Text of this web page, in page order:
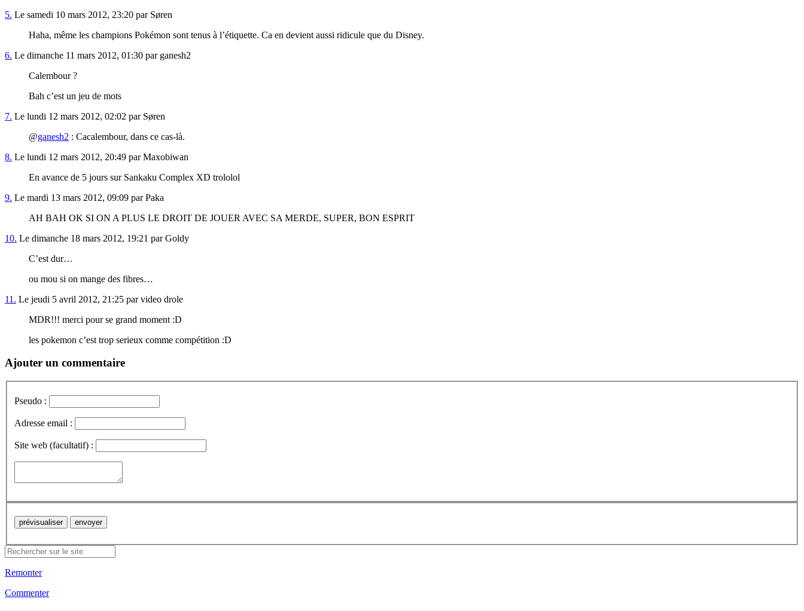
5. Le samedi 10 mars 2012, 23:20 par Søren
Haha, même les champions Pokémon sont tenus à l’étiquette. Ca en devient aussi ridicule que du Disney.
6. Le dimanche 11 mars 2012, 01:30 par ganesh2
Calembour ?
Bah c’est un jeu de mots
7. Le lundi 12 mars 2012, 02:02 par Søren
@ganesh2 : Cacalembour, dans ce cas-là.
8. Le lundi 12 mars 2012, 20:49 par Maxobiwan
En avance de 5 jours sur Sankaku Complex XD trololol
9. Le mardi 13 mars 2012, 09:09 par Paka
AH BAH OK SI ON A PLUS LE DROIT DE JOUER AVEC SA MERDE, SUPER, BON ESPRIT
10. Le dimanche 18 mars 2012, 19:21 par Goldy
C’est dur…
ou mou si on mange des fibres…
11. Le jeudi 5 avril 2012, 21:25 par video drole
MDR!!! merci pour se grand moment :D
les pokemon c’est trop serieux comme compétition :D
Ajouter un commentaire
Pseudo :
Adresse email :
Site web (facultatif) :
Remonter
Commenter